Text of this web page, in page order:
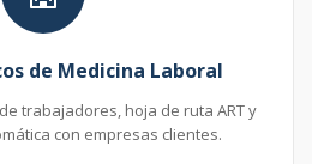
de Medicina Laboral
trabajadores, hoja de ruta ART y
con empresas clientes.